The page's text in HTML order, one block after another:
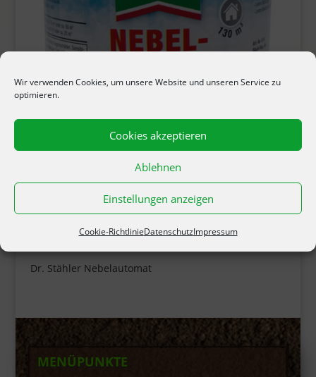
Wir verwenden Cookies, um unsere Website und unseren Service zu
optimieren.
Cookies akzeptieren
Ablehnen
Einstellungen anzeigen
Cookie-RichtlinieDatenschutzImpressum
Dr. Stähler Nebelautomat
MENÜPUNKTE